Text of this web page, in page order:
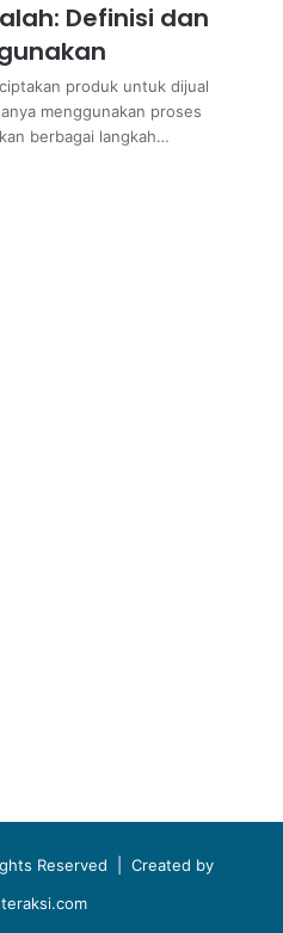
Definisi dan
produk untuk dijual
menggunakan proses
berbagai langkah…
Reserved | Created by